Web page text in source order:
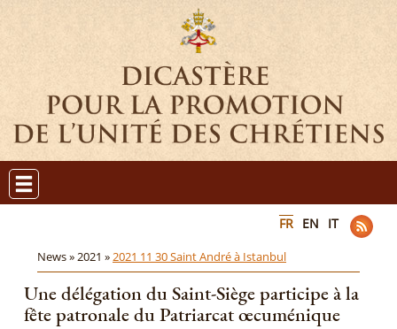
FR EN IT
News »2021 »2021 11 30 Saint André à Istanbul
Une délégation du Saint-Siège participe à la
fête patronale du Patriarcat œcuménique